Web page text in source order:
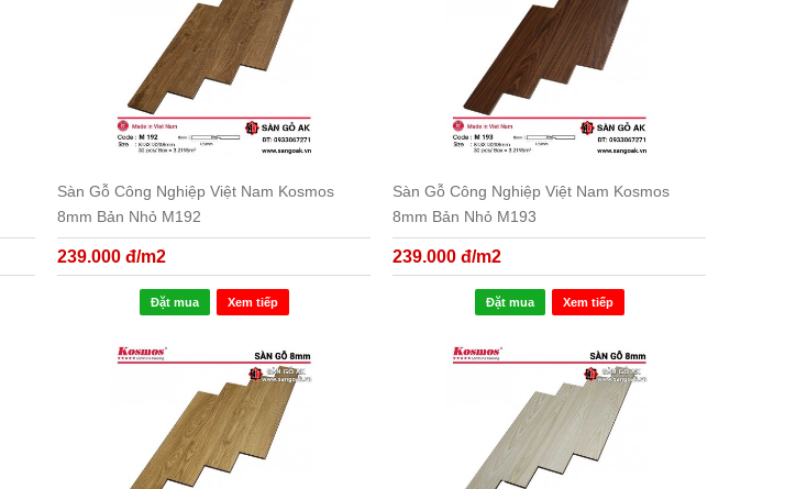
Sàn Gỗ Công Nghiệp Việt Nam Kosmos
8mm Bản Nhỏ M192
239.000 đ/m2
Đặt mua Xem tiếp
Sàn Gỗ Công Nghiệp Việt Nam Kosmos
8mm Bản Nhỏ M193
239.000 đ/m2
Đặt mua Xem tiếp